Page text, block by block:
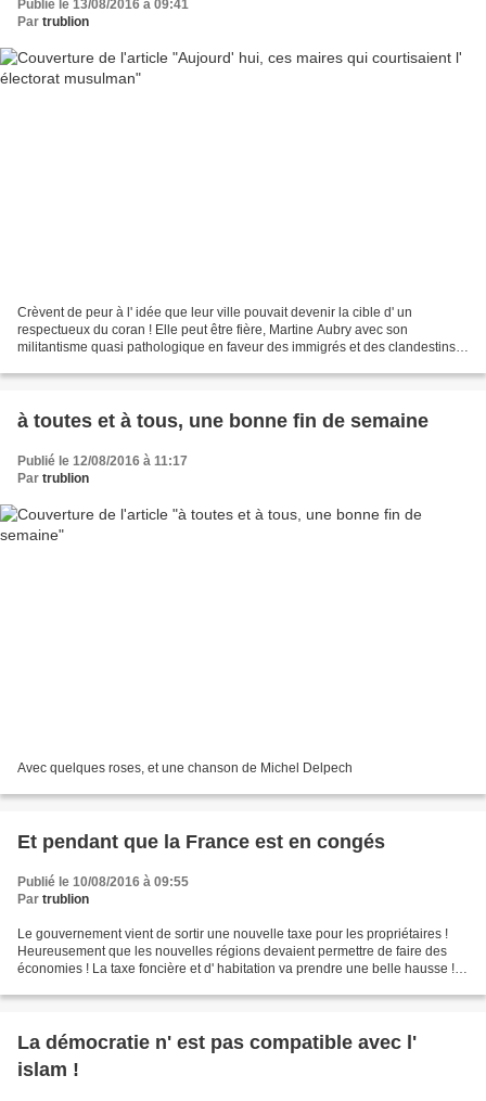
Publié le 13/08/2016 à 09:41
Par trublion
Crèvent de peur à l' idée que leur ville pouvait devenir la cible d' un
respectueux du coran ! Elle peut être fière, Martine Aubry avec son
militantisme quasi pathologique en faveur des immigrés et des clandestins,
à toutes et à tous, une bonne fin de semaine
Publié le 12/08/2016 à 11:17
Par trublion
Avec quelques roses, et une chanson de Michel Delpech
Et pendant que la France est en congés
Publié le 10/08/2016 à 09:55
Par trublion
Le gouvernement vient de sortir une nouvelle taxe pour les propriétaires !
Heureusement que les nouvelles régions devaient permettre de faire des
économies ! La taxe foncière et d' habitation va prendre une belle hausse !
La démocratie n' est pas compatible avec l'
islam !